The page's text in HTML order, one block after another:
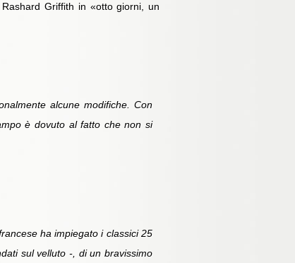
Griffith in «otto giorni, un
alcune modifiche. Con
è dovuto al fatto che non si
ha impiegato i classici 25
sul velluto -, di un bravissimo